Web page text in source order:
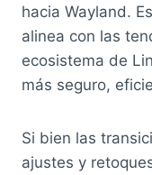
hacia Wayland.
alinea con las
ecosistema de
más seguro,
Si bien las
ajustes y